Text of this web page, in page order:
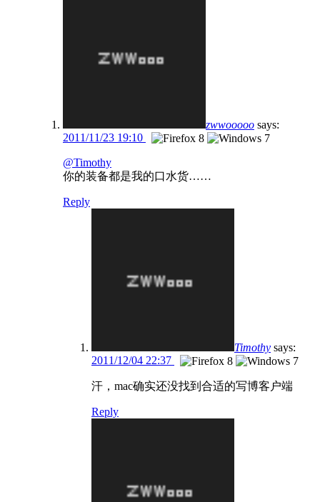
zwwooooo says:
2011/11/23 19:10
@Timothy
你的装备都是我的口水货……
Reply
Timothy says:
2011/12/04 22:37
汗，mac确实还没找到合适的写博客户端
Reply